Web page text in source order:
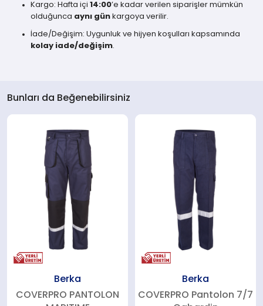
Kargo: Hafta içi 14:00’e kadar verilen siparişler mümkün
olduğunca aynı gün kargoya verilir.
İade/Değişim: Uygunluk ve hijyen koşulları kapsamında
kolay iade/değişim
Bunları da Beğenebilirsiniz
Berka
COVERPRO PANTOLON
Berka
COVERPRO Pantolon 7/7